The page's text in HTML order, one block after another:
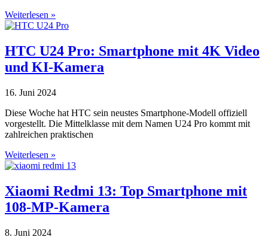
Weiterlesen »
HTC U24 Pro: Smartphone mit 4K Video
und KI-Kamera
16. Juni 2024
Diese Woche hat HTC sein neustes Smartphone-Modell offiziell
vorgestellt. Die Mittelklasse mit dem Namen U24 Pro kommt mit
zahlreichen praktischen
Weiterlesen »
Xiaomi Redmi 13: Top Smartphone mit
108-MP-Kamera
8. Juni 2024